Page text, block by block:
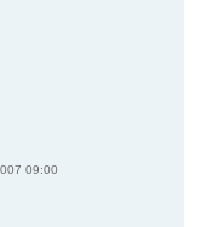
09:00